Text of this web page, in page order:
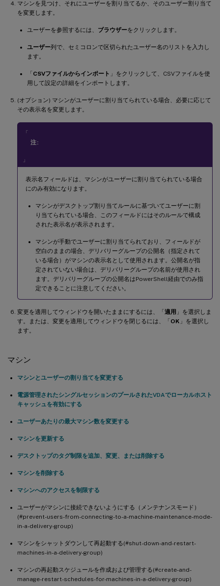
マシンを見つけ、それにユーザーを割り当てるか、そのユーザー割り当て
を変更します。
ユーザーを参照するには、 ブラウザーをクリックします。
ユーザー列で、セミコロンで区切られたユーザー名のリストを入力し
ます。
「CSVファイルからインポート 」をクリックして、CSVファイルを使
用して設定の詳細をインポートします。
(オプション) マシンがユーザーに割り当てられている場合、必要に応じて
その表示名を変更します。
「
注:
」
表示名フィールドは、マシンがユーザーに割り当てられている場合
にのみ有効になります。
マシンがデスクトップ割り当てルールに基づいてユーザーに割
り当てられている場合、このフィールドにはそのルールで構成
された表示名が表示されます。
マシンが手動でユーザーに割り当てられており、フィールドが
空白のままの場合、デリバリーグループの公開名（指定されて
いる場合）がマシンの表示名として使用されます。公開名が指
定されていない場合は、デリバリーグループの名前が使用され
ます。デリバリーグループの公開名はPowerShell経由でのみ指
定できることに注意してください。
変更を適用してウィンドウを開いたままにするには、「適用 」を選択しま
す。または、変更を適用してウィンドウを閉じるには、「OK 」を選択し
ます。
マシン
マシンとユーザーの割り当てを変更する
電源管理されたシングルセッションのプールされたVDAでローカルホスト
キャッシュを有効にする
ユーザーあたりの最大マシン数を変更する
マシンを更新する
デスクトップのタグ制限を追加、変更、または削除する
マシンを削除する
マシンへのアクセスを制限する
ユーザーがマシンに接続できないようにする（メンテナンスモード）
(#prevent-users-from-connecting-to-a-machine-maintenance-mode-
in-a-delivery-group)
マシンをシャットダウンして再起動する(#shut-down-and-restart-
machines-in-a-delivery-group)
マシンの再起動スケジュールを作成および管理する(#create-and-
manage-restart-schedules-for-machines-in-a-delivery-group)